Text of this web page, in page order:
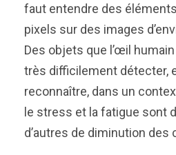
faut entendre des
pixels sur des images
Des objets que l’œil
très difficilement détecter,
reconnaître, dans un
le stress et la fatigue sont
d’autres de diminution des